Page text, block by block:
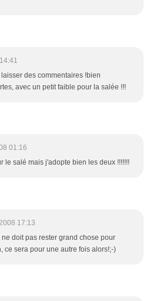
des commentaires !bien
avec un petit faible pour la salée !!!
01:16
le salé mais j'adopte bien les deux !!!!!!!
17:13
doit pas rester grand chose pour
ce sera pour une autre fois alors!;-)